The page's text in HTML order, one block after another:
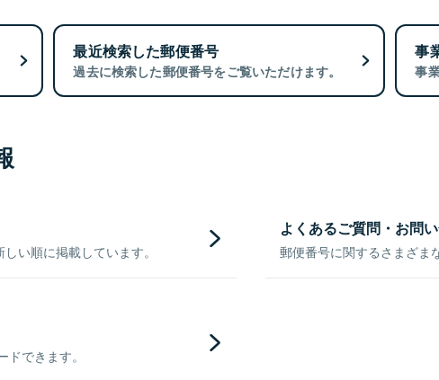
最近検索した郵便番号
過去に検索した郵便番号をご覧いただけます。
事
事
い順に掲載しています。
よくあるご質問・お問
郵便番号に関するさまざま
できます。